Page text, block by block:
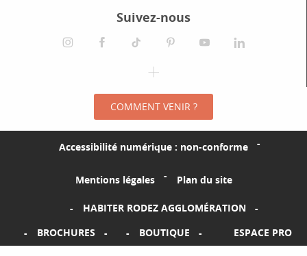
Suivez-nous
instagramfacebooktiktok pinterestyoutube
COMMENT VENIR ?
Accessibilité numérique : non-conforme
Mentions légales Plan du site
HABITER RODEZ AGGLOMÉRATION
BROCHURES
BOUTIQUE ESPACE PRO